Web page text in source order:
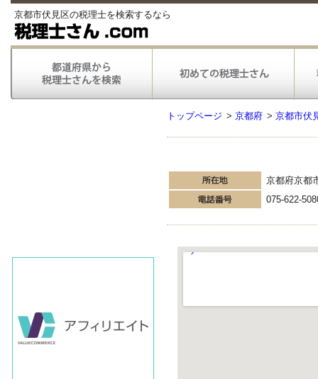
京都市伏見区の税理士を検索するなら
トップページ > 京都府 > 京都市伏
京都府京都
075-622-